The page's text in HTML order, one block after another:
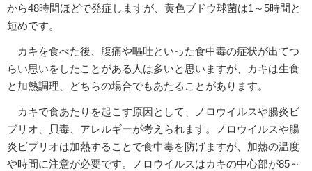
から48時間ほどで発症しますが、黄色ブドウ球菌は1～5時間と
短めです。
カキを食べた後、腹痛や嘔吐といった食中毒の症状が出てつ
らい思いをしたことがある人は多いと思いますが、カキは生食
と加熱調理、どちらの場合でもあたることがあります。
カキで食あたりを起こす原因として、ノロウイルスや腸炎ビ
ブリオ、貝毒、アレルギーが考えられます。ノロウイルスや腸
炎ビブリオは加熱することで食中毒を防げますが、加熱の温度
や時間に注意が必要です。ノロウイルスはカキの中心部が85～